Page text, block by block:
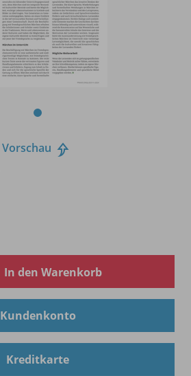
Vorschau
In den Warenkorb
Kundenkonto
Kreditkarte